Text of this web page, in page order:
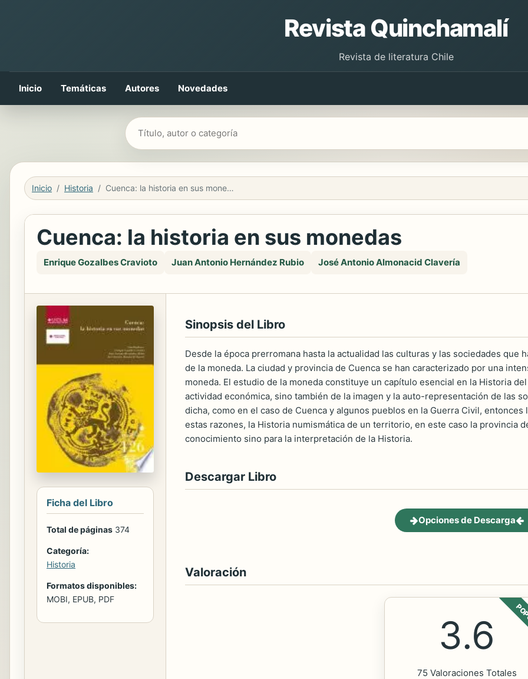
Revista Quinchamalí
Revista de literatura Chile
Inicio Temáticas Autores Novedades
Buscar libros
Inicio Historia Cuenca: la historia en sus monedas
Cuenca: la historia en sus monedas
Enrique Gozalbes Cravioto Juan Antonio Hernández Rubio José Antonio Almonacid Clavería
Ficha del Libro
Total de páginas 374
Categoría:
Historia
Formatos disponibles:
MOBI, EPUB, PDF
Sinopsis del Libro
Desde la época prerromana hasta la actualidad las culturas y las sociedades que
de la moneda. La ciudad y provincia de Cuenca se han caracterizado por una
moneda. El estudio de la moneda constituye un capítulo esencial en la Historia
actividad económica, sino también de la imagen y la auto-representación de las
dicha, como en el caso de Cuenca y algunos pueblos en la Guerra Civil,
estas razones, la Historia numismática de un territorio, en este caso la provincia
conocimiento sino para la interpretación de la Historia.
Descargar Libro
Opciones de Descarga
Valoración
3.6
75 Valoraciones Totales